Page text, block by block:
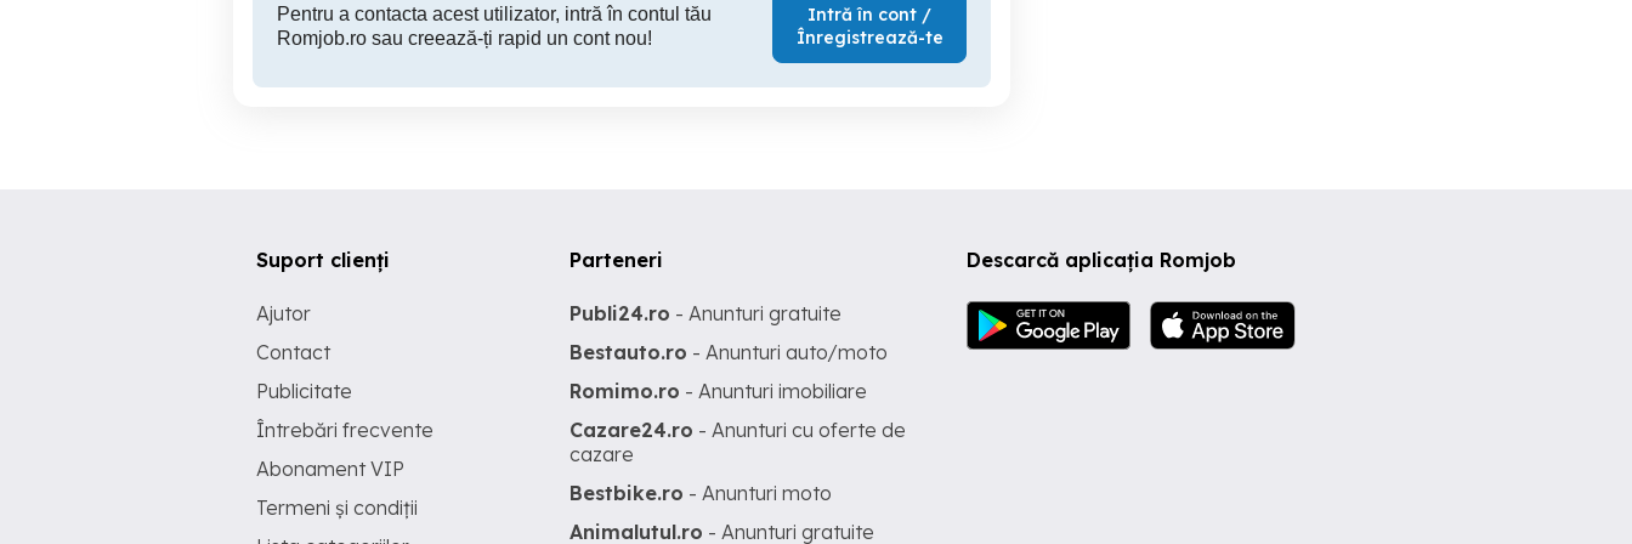
Pentru a contacta acest utilizator, intră în contul tău
Romjob.ro sau creează-ți rapid un cont nou!
Intră în cont /
Înregistrează-te
Descarcă aplicația Romjob
Suport clienți
Ajutor
Contact
Publicitate
Întrebări frecvente
Abonament VIP
Termeni și condiții
Parteneri
Publi24.ro - Anunturi gratuite
Bestauto.ro - Anunturi auto/moto
Romimo.ro - Anunturi imobiliare
Cazare24.ro - Anunturi cu oferte de
cazare
Bestbike.ro - Anunturi moto
Animalutul.ro - Anunturi gratuite